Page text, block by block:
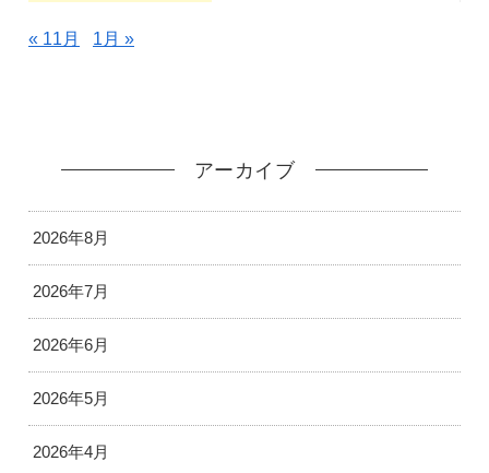
« 11月 1月 »
アーカイブ
2026年8月
2026年7月
2026年6月
2026年5月
2026年4月